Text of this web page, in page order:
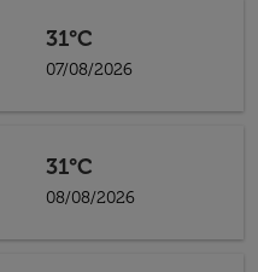
31°C
07/08/2026
31°C
08/08/2026